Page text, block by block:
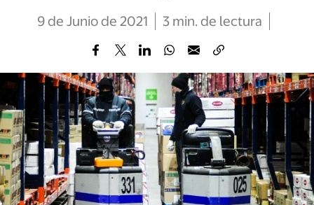
9 de Junio de 2021 3 min. de lectura